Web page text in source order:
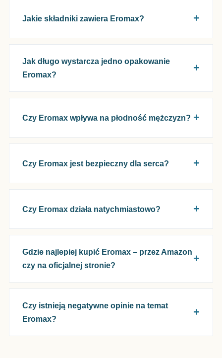
Jakie składniki zawiera Eromax?
Jak długo wystarcza jedno opakowanie
Eromax?
Czy Eromax wpływa na płodność mężczyzn?
Czy Eromax jest bezpieczny dla serca?
Czy Eromax działa natychmiastowo?
Gdzie najlepiej kupić Eromax – przez Amazon
czy na oficjalnej stronie?
Czy istnieją negatywne opinie na temat
Eromax?